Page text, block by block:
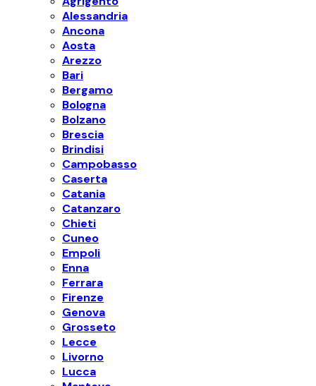
Alessandria
Ancona
Aosta
Arezzo
Bari
Bergamo
Bologna
Bolzano
Brescia
Brindisi
Campobasso
Caserta
Catania
Catanzaro
Chieti
Cuneo
Empoli
Enna
Ferrara
Firenze
Genova
Grosseto
Lecce
Livorno
Lucca